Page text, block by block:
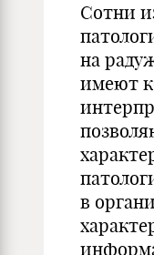
Сотни
на
имеют
в